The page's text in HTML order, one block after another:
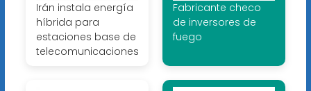
Irán instala energía
híbrida para
estaciones base de
telecomunicaciones
Fabricante checo
de inversores de
fuego